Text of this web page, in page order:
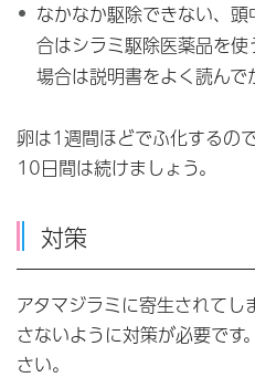
なかなか駆除できない、
合はシラミ駆除医薬品を使
場合は説明書をよく読んで
卵は1週間ほどでふ化するの
10日間は続けましょう。
対策
アタマジラミに寄生されてし
さないように対策が必要です
さい。